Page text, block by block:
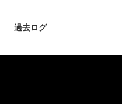
過去ログ